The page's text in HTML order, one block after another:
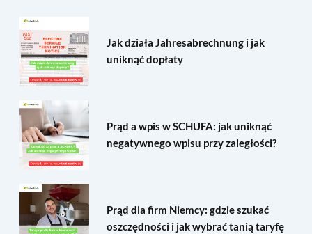
Jak działa Jahresabrechnung i jak
uniknąć dopłaty
Prąd a wpis w SCHUFA: jak uniknąć
negatywnego wpisu przy zaległości?
Prąd dla firm Niemcy: gdzie szukać
oszczędności i jak wybrać tanią taryfę